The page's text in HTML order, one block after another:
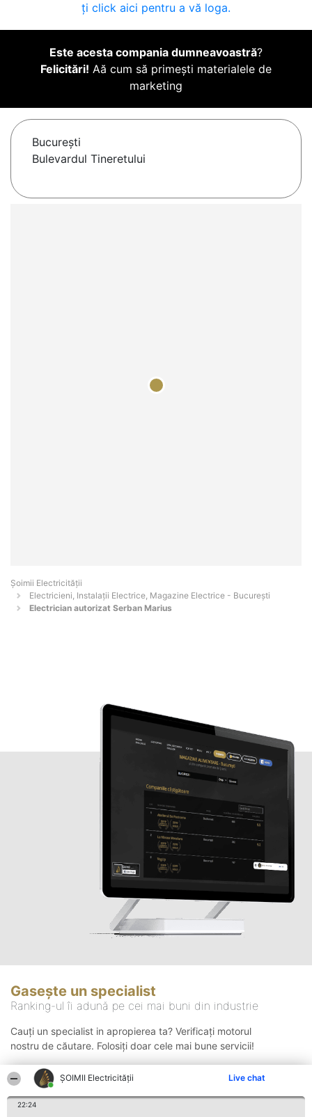
ȘOIMII Electricității Live chat
22:24
ți click aici pentru a vă loga.
Este acesta compania dumneavoastră?
Felicitări! Aă cum să primești materialele de
marketing
Bucureşti
Bulevardul Tineretului
Șoimii Electricității
Electricieni, Instalații Electrice, Magazine Electrice - Bucureşti
Electrician autorizat Serban Marius
Gasește un specialist
Ranking-ul îi adună pe cei mai buni din industrie
Cauți un specialist in apropierea ta? Verificați motorul
nostru de căutare. Folosiți doar cele mai bune servicii!